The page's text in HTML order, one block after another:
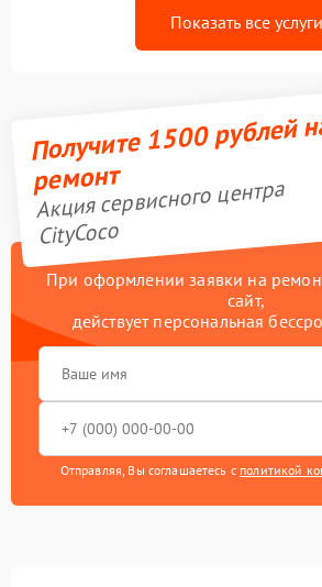
Показать все услуги
Получите 1500 рублей
ремонт
Акция сервисного центра
CityCoco
При оформлении заявки на
сайт,
действует персональная
Отправляя, Вы соглашаетесь с политикой